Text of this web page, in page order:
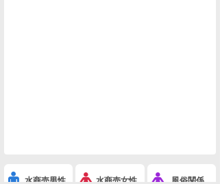
水商売男性 水商売女性 風俗関係